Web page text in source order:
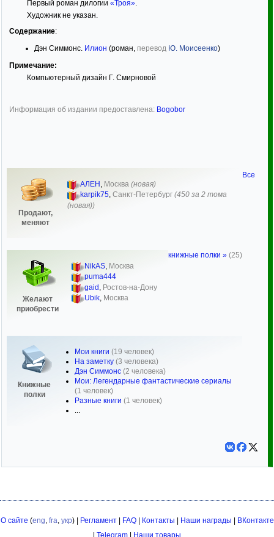
Первый роман дилогии «Троя».
Художник не указан.
Содержание:
Дэн Симмонс. Илион (роман, перевод Ю. Моисеенко)
Примечание:
Компьютерный дизайн Г. Смирновой
Информация об издании предоставлена: Bogobor
Продают,
меняют
АЛЕН , Москва (новая)
karpik75, Санкт-Петербург (450 за 2 тома
(новая))
Желают
приобрести
NikAS, Москва
puma444
gaid Ростов-на-Дону
Ubik, Москва
Книжные
полки
Мои книги (19 человек)
На заметку (3 человека)
Дэн Симмонс (2 человека)
Мои: Легендарные фантастические сериалы
(1 человек)
Разные книги (1 человек)
...
Все
книжные полки » (25)
О сайте (eng, fra, укр) | Регламент| FAQ| Контакты Наши награды
ВКонтакте
Telegram Наши товары